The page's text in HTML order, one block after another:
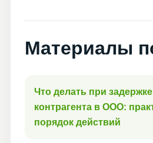
Материалы
Что делать при
контрагента в ООО:
порядок действий